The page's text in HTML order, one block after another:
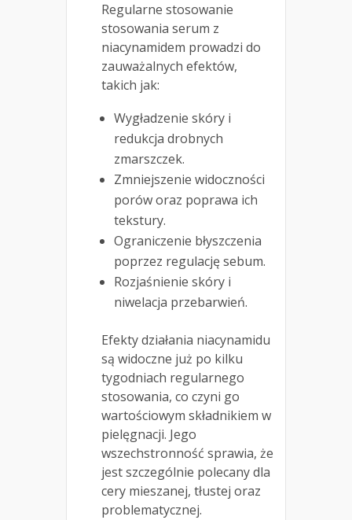
Regularne stosowanie
stosowania serum z
niacynamidem prowadzi do
zauważalnych efektów,
takich jak:
Wygładzenie skóry i
redukcja drobnych
zmarszczek.
Zmniejszenie widoczności
porów oraz poprawa ich
tekstury.
Ograniczenie błyszczenia
poprzez regulację sebum.
Rozjaśnienie skóry i
niwelacja przebarwień.
Efekty działania niacynamidu
są widoczne już po kilku
tygodniach regularnego
stosowania, co czyni go
wartościowym składnikiem w
pielęgnacji. Jego
wszechstronność sprawia, że
jest szczególnie polecany dla
cery mieszanej, tłustej oraz
problematycznej.